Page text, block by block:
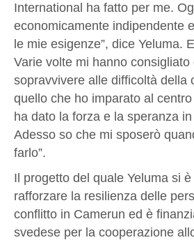
International ha fatto per me.
economicamente indipendente
le mie esigenze”, dice Yeluma.
Varie volte mi hanno
sopravvivere alle difficoltà della
quello che ho imparato al centro
ha dato la forza e la speranza
Adesso so che mi sposerò
farlo”.
Il progetto del quale Yeluma si
rafforzare la resilienza delle
conflitto in Camerun ed è
svedese per la cooperazione